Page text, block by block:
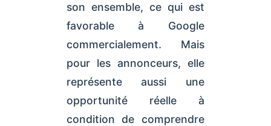
son ensemble, ce qui est
favorable à Google
commercialement. Mais
pour les annonceurs, elle
représente aussi une
opportunité réelle à
condition de comprendre